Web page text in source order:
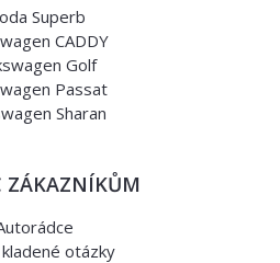
Superb
CADDY
Golf
Passat
Sharan
ZÁKAZNÍKŮM
otázky